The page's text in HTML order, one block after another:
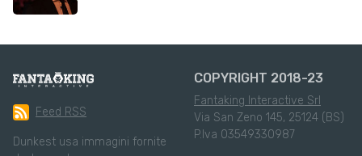
Feed RSS
Dunkest usa immagini fornite
COPYRIGHT 2018-23
Fantaking Interactive Srl
Via San Zeno 145, 25124 (BS)
P.Iva 03549330987